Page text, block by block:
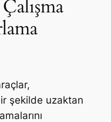
şekilde uzaktan